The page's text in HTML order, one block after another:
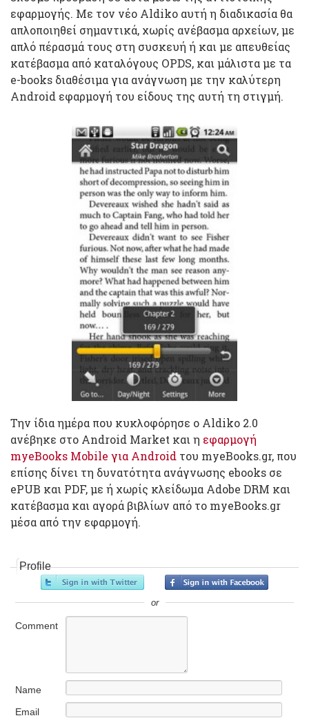
εφαρμογής. Με τον νέο Aldiko αυτή η διαδικασία θα
απλοποιηθεί σημαντικά, χωρίς ανέβασμα αρχείων, με
απλό πέρασμά τους στη συσκευή ή και με απευθείας
κατέβασμα από καταλόγους OPDS, και μάλιστα με τα
e-books διαθέσιμα για ανάγνωση με την καλύτερη
Android εφαρμογή του είδους της αυτή τη στιγμή.
Την ίδια ημέρα που κυκλοφόρησε ο Aldiko 2.0
ανέβηκε στο Android Market και η εφαρμογή
myeBooks Mobile για Android του myeBooks.gr, που
επίσης δίνει τη δυνατότητα ανάγνωσης ebooks σε
ePUB και PDF, με ή χωρίς κλείδωμα Adobe DRM και
κατέβασμα και αγορά βιβλίων από το myeBooks.gr
μέσα από την εφαρμογή.
Profile
or
Comment
Name
Email